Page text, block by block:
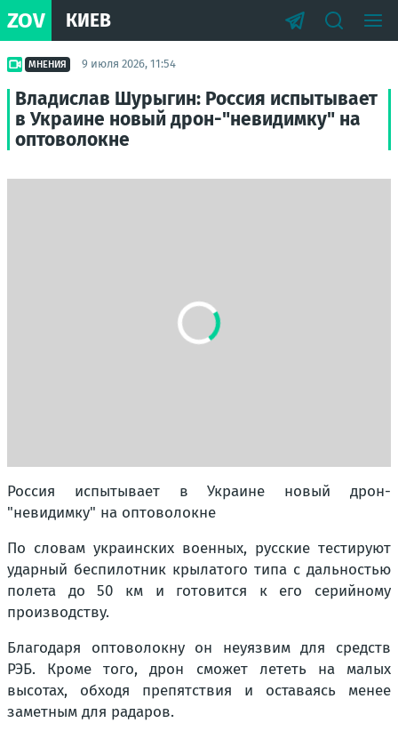
ZOV КИЕВ
МНЕНИЯ 9 июля 2026, 11:54
Владислав Шурыгин: Россия испытывает
в Украине новый дрон-"невидимку" на
оптоволокне
Россия испытывает в Украине новый дрон-
"невидимку" на оптоволокне
По словам украинских военных, русские тестируют
ударный беспилотник крылатого типа с дальностью
полета до 50 км и готовится к его серийному
производству.
Благодаря оптоволокну он неуязвим для средств
РЭБ. Кроме того, дрон сможет лететь на малых
высотах, обходя препятствия и оставаясь менее
заметным для радаров.